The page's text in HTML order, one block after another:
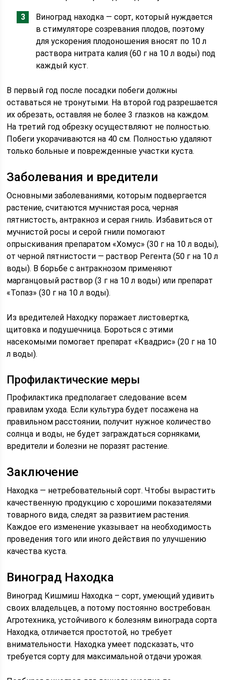
Виноград находка — сорт, который нуждается
в стимуляторе созревания плодов, поэтому
для ускорения плодоношения вносят по 10 л
раствора нитрата калия (60 г на 10 л воды) под
каждый куст.
В первый год после посадки побеги должны
оставаться не тронутыми. На второй год разрешается
их обрезать, оставляя не более 3 глазков на каждом.
На третий год обрезку осуществляют не полностью.
Побеги укорачиваются на 40 см. Полностью удаляют
только больные и поврежденные участки куста.
Заболевания и вредители
Основными заболеваниями, которым подвергается
растение, считаются мучнистая роса, черная
пятнистость, антракноз и серая гниль. Избавиться от
мучнистой росы и серой гнили помогают
опрыскивания препаратом «Хомус» (30 г на 10 л воды),
от черной пятнистости — раствор Регента (50 г на 10 л
воды). В борьбе с антракнозом применяют
марганцовый раствор (3 г на 10 л воды) или препарат
«Топаз» (30 г на 10 л воды).
Из вредителей Находку поражает листовертка,
щитовка и подушечница. Бороться с этими
насекомыми помогает препарат «Квадрис» (20 г на 10
л воды).
Профилактические меры
Профилактика предполагает следование всем
правилам ухода. Если культура будет посажена на
правильном расстоянии, получит нужное количество
солнца и воды, не будет заграждаться сорняками,
вредители и болезни не поразят растение.
Заключение
Находка — нетребовательный сорт. Чтобы вырастить
качественную продукцию с хорошими показателями
товарного вида, следят за развитием растения.
Каждое его изменение указывает на необходимость
проведения того или иного действия по улучшению
качества куста.
Виноград Находка
Виноград Кишмиш Находка – сорт, умеющий удивить
своих владельцев, а потому постоянно востребован.
Агротехника, устойчивого к болезням винограда сорта
Находка, отличается простотой, но требует
внимательности. Находка умеет подсказать, что
требуется сорту для максимальной отдачи урожая.